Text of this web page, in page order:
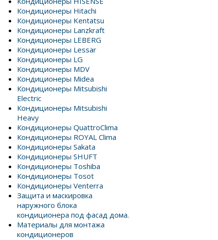
Кондиционеры Hitachi
Кондиционеры Kentatsu
Кондиционеры Lanzkraft
Кондиционеры LEBERG
Кондиционеры Lessar
Кондиционеры LG
Кондиционеры MDV
Кондиционеры Midea
Кондиционеры Mitsubishi
Electric
Кондиционеры Mitsubishi
Heavy
Кондиционеры QuattroClima
Кондиционеры ROYAL Clima
Кондиционеры Sakata
Кондиционеры SHUFT
Кондиционеры Toshiba
Кондиционеры Tosot
Кондиционеры Venterra
Защита и маскировка
наружного блока
кондиционера под фасад дома.
Материалы для монтажа
кондиционеров